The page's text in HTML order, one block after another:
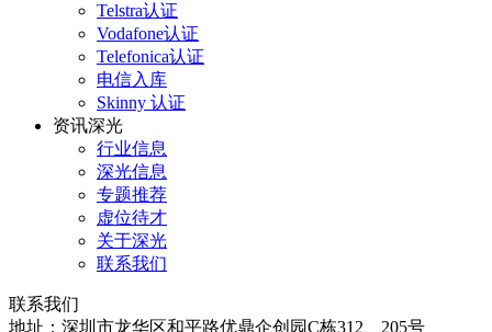
Telstra认证
Vodafone认证
Telefonica认证
电信入库
Skinny 认证
资讯深光
行业信息
深光信息
专题推荐
虚位待才
关于深光
联系我们
联系我们
地址：深圳市龙华区和平路优鼎企创园C栋312、205号